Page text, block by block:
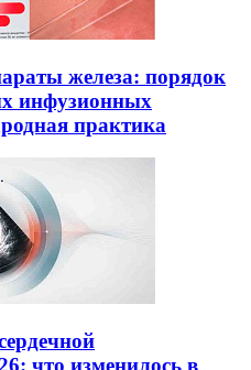
железа: порядок
инфузионных
практика
что изменилось в